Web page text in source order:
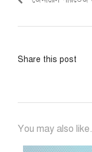
Share this post
You may also